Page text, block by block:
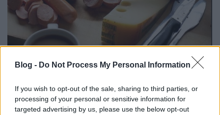
Blog - Do Not Process My Personal Information
If you wish to opt-out of the sale, sharing to third parties, or
processing of your personal or sensitive information for
targeted advertising by us, please use the below opt-out